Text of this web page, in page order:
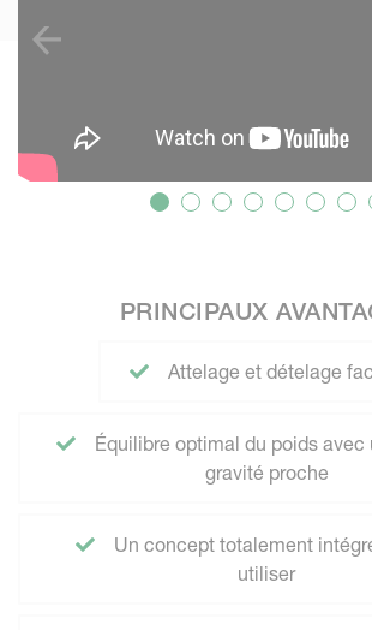
PRINCIPAUX
Attelage et dételage
Équilibre optimal du poids avec
gravité proche
Un concept totalement
utiliser